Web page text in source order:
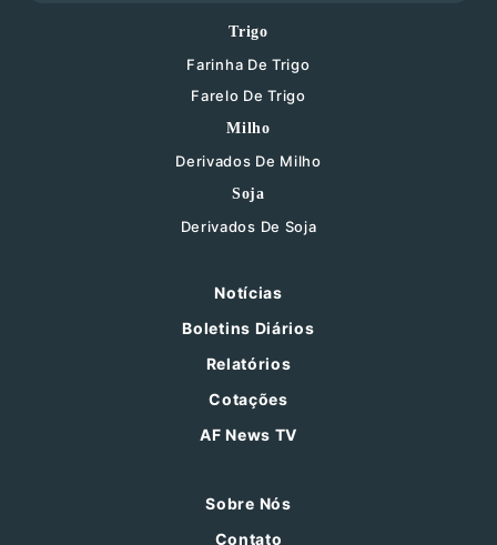
Trigo
Farinha De Trigo
Farelo De Trigo
Milho
Derivados De Milho
Soja
Derivados De Soja
Notícias
Boletins Diários
Relatórios
Cotações
AF News TV
Sobre Nós
Contato